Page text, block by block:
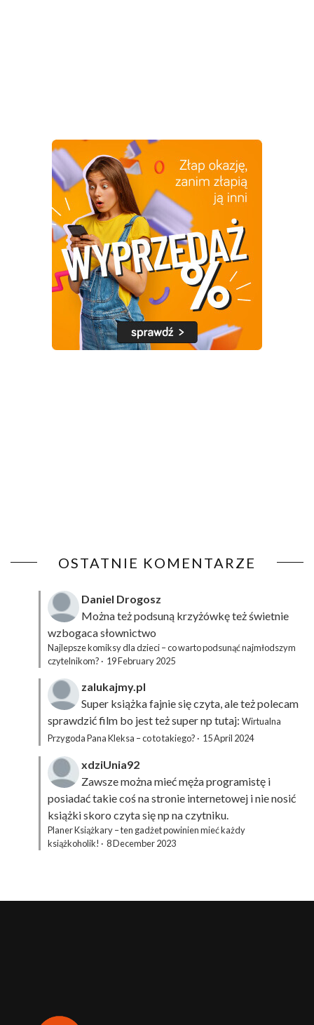
OSTATNIE KOMENTARZE
Daniel Drogosz
Można też podsuną krzyżówkęteż świetnie
wzbogaca słownictwo
Najlepsze komiksy dla dzieci – co warto podsunąć najmłodszym
czytelnikom? · 19 February 2025
zalukajmy.pl
Super książka fajnie się czyta, ale też polecam
sprawdzić film bo jest też super np tutaj: Wirtualna
Przygoda Pana Kleksa – co to takiego? · 15 April 2024
xdziUnia92
Zawsze można mieć męża programistę i
posiadać takie coś na stronie internetowej i nie nosić
książki skoro czyta się np na czytniku.
Planer Książkary – ten gadżet powinien mieć każdy
książkoholik! · 8 December 2023